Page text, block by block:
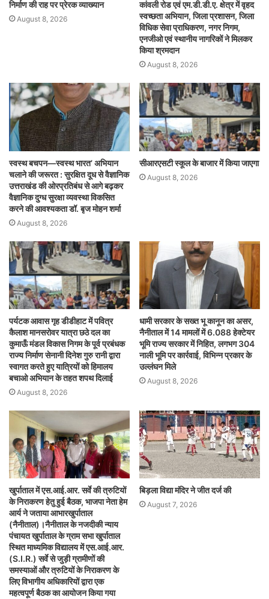
निर्माण की राह पर प्रेरक व्याख्यान
August 8, 2026
कांवली रोड एवं एम.डी.डी.ए. क्षेत्र में वृहद
स्वच्छता अभियान, जिला प्रशासन, जिला
विधिक सेवा प्राधिकरण, नगर निगम,
एनजीओ एवं स्थानीय नागरिकों ने मिलकर
किया श्रमदान
August 8, 2026
स्वस्थ बचपन—स्वस्थ भारत’ अभियान
चलाने की जरूरत : सुरक्षित दूध से वैज्ञानिक
उत्तराखंड की ओरप्रतिबंध से आगे बढ़कर
वैज्ञानिक दुग्ध सुरक्षा व्यवस्था विकसित
करने की आवश्यकता डॉ. बृज मोहन शर्मा
August 8, 2026
सीआरएसटी स्कूल के बाजार में किया जाएगा
August 8, 2026
पर्यटक आवास गृह डीडीहाट में पवित्र
कैलाश मानसरोवर यात्रा छठे दल का
कुमाऊँ मंडल विकास निगम के पूर्व प्रबंधक
राज्य निर्माण सेनानी दिनेश गुरु रानी द्वारा
स्वागत करते हुए यात्रियों को हिमालय
बचाओ अभियान के तहत शपथ दिलाई
August 8, 2026
धामी सरकार के सख्त भू कानून का असर,
नैनीताल में 14 मामलों में 6.088 हेक्टेयर
भूमि राज्य सरकार में निहित, लगभग 304
नाली भूमि पर कार्रवाई, विभिन्न प्रकार के
उल्लंघन मिले
August 8, 2026
खुर्पाताल में एस.आई.आर. सर्वे की त्रुटियों
के निराकरण हेतु हुई बैठक, भाजपा नेता हेम
आर्य ने जताया आभारखुर्पाताल
(नैनीताल)।नैनीताल के नजदीकी न्याय
पंचायत खुर्पाताल के ग्राम सभा खुर्पाताल
स्थित माध्यमिक विद्यालय में एस.आई.आर.
(S.I.R.) सर्वे से जुड़ी ग्रामीणों की
समस्याओं और त्रुटियों के निराकरण के
लिए विभागीय अधिकारियों द्वारा एक
महत्वपूर्ण बैठक का आयोजन किया गया
बिड़ला विद्या मंदिर ने जीत दर्ज की
August 7, 2026